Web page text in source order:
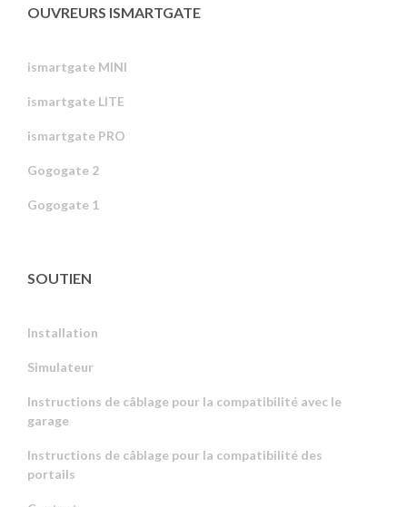
OUVREURS ISMARTGATE
ismartgate MINI
ismartgate LITE
ismartgate PRO
Gogogate 2
Gogogate 1
SOUTIEN
Installation
Simulateur
Instructions de câblage pour la compatibilité avec le
garage
Instructions de câblage pour la compatibilité des
portails